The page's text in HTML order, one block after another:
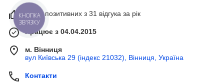
100% позитивних з 31 відгука за рік
Працює з 04.04.2015
м. Вінниця
вул Київська 29 (індекс 21032), Вінниця, Україна
Контакти
КНОПКА
ЗВ'ЯЗКУ